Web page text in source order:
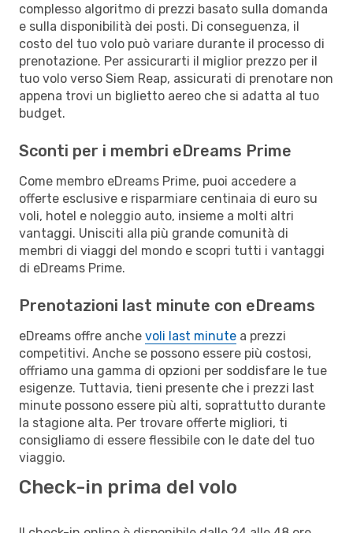
complesso algoritmo di prezzi basato sulla domanda
e sulla disponibilità dei posti. Di conseguenza, il
costo del tuo volo può variare durante il processo di
prenotazione. Per assicurarti il miglior prezzo per il
tuo volo verso Siem Reap, assicurati di prenotare non
appena trovi un biglietto aereo che si adatta al tuo
budget.
Sconti per i membri eDreams Prime
Come membro eDreams Prime, puoi accedere a
offerte esclusive e risparmiare centinaia di euro su
voli, hotel e noleggio auto, insieme a molti altri
vantaggi. Unisciti alla più grande comunità di
membri di viaggi del mondo e scopri tutti i vantaggi
di eDreams Prime.
Prenotazioni last minute con eDreams
eDreams offre anche voli last minute a prezzi
competitivi. Anche se possono essere più costosi,
offriamo una gamma di opzioni per soddisfare le tue
esigenze. Tuttavia, tieni presente che i prezzi last
minute possono essere più alti, soprattutto durante
la stagione alta. Per trovare offerte migliori, ti
consigliamo di essere flessibile con le date del tuo
viaggio.
Check-in prima del volo